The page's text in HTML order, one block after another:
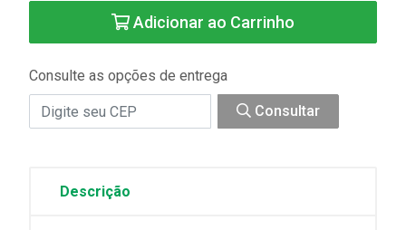
Adicionar ao Carrinho
Consulte as opções de entrega
Consultar
Descrição